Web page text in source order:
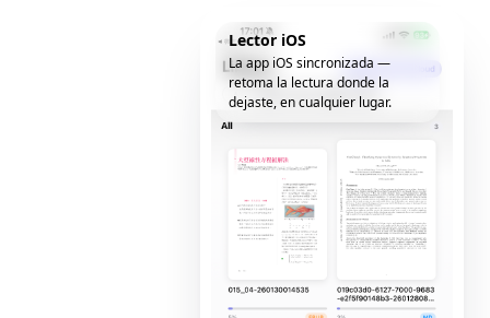
Lector iOS
La app iOS sincronizada —
retoma la lectura donde la
dejaste, en cualquier lugar.